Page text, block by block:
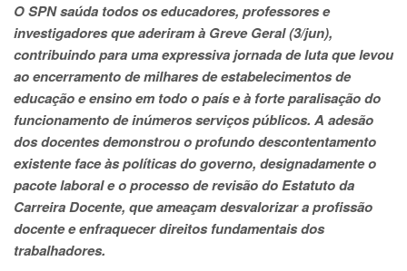
O SPN saúda todos os educadores, professores e
investigadores que aderiram à Greve Geral (3/jun),
contribuindo para uma expressiva jornada de luta que levou
ao encerramento de milhares de estabelecimentos de
educação e ensino em todo o país e à forte paralisação do
funcionamento de inúmeros serviços públicos. A adesão
dos docentes demonstrou o profundo descontentamento
existente face às políticas do governo, designadamente o
pacote laboral e o processo de revisão do Estatuto da
Carreira Docente, que ameaçam desvalorizar a profissão
docente e enfraquecer direitos fundamentais dos
trabalhadores.